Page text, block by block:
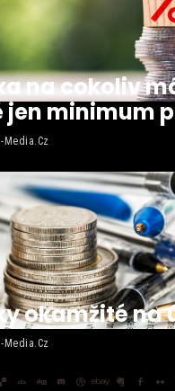
na cokoliv
jen minimum
Media.cz
okamžité na
Media.cz